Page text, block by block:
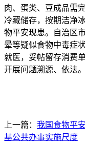
肉、蛋类、豆成品需
冷藏储存，按期洁净
物平安现患。自治区
晕等疑似食物中毒症
就医，妥帖留存消费
开展问题溯源、依法。
上一篇： 我国食物平
基公共办事实施尺度